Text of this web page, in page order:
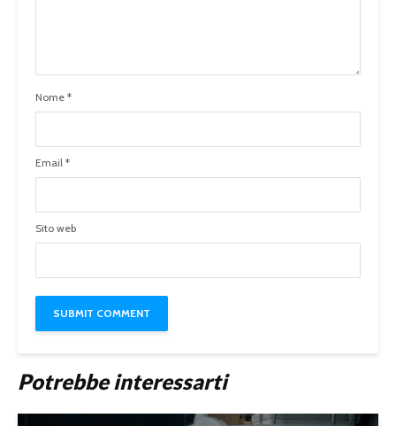
Nome *
Email *
Sito web
Potrebbe interessarti